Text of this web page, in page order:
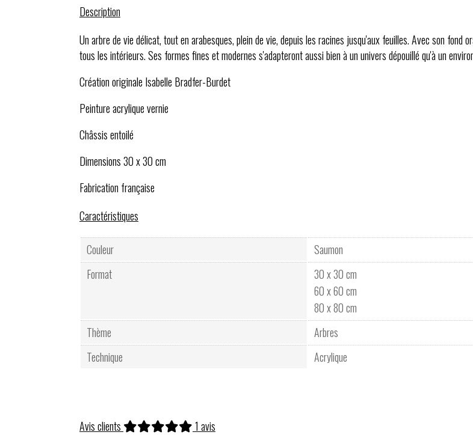
Description
Un arbre de vie délicat, tout en arabesques, plein de vie, depuis les racines jusqu'aux feuilles. Avec son
tous les intérieurs. Ses formes fines et modernes s'adapteront aussi bien à un univers dépouillé qu'à un
Création originale Isabelle Bradfer-Burdet
Peinture acrylique vernie
Châssis entoilé
Dimensions 30 x 30 cm
Fabrication française
Caractéristiques
Couleur
Saumon
Format
30 x 30 cm
60 x 60 cm
80 x 80 cm
Thème
Arbres
Technique
Acrylique
Avis clients
1 avis